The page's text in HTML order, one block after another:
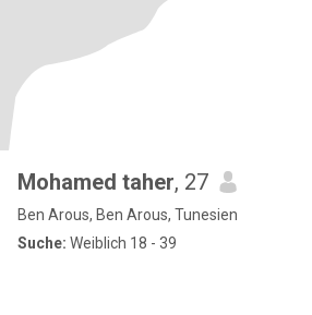
Mohamed taher, 27
Ben Arous, Ben Arous, Tunesien
Suche: Weiblich 18 - 39